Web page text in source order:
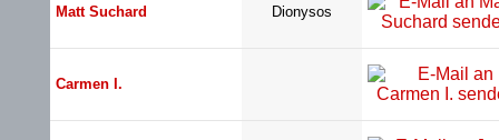
Matt Suchard Dionysos
Carmen I.